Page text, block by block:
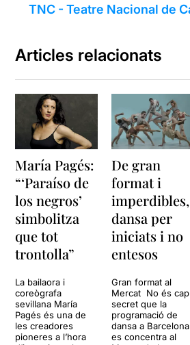
TNC - Teatre Nacional de
Articles relacionats
María Pagés:
“‘Paraíso de
los negros’
simbolitza
que tot
trontolla”
La bailaora i
coreògrafa
sevillana María
Pagés és una de
les creadores
pioneres a l’hora
De gran
format i
imperdibles,
dansa per
iniciats i no
entesos
Gran format al
Mercat No és cap
secret que la
programació de
dansa a Barcelona
es concentra al